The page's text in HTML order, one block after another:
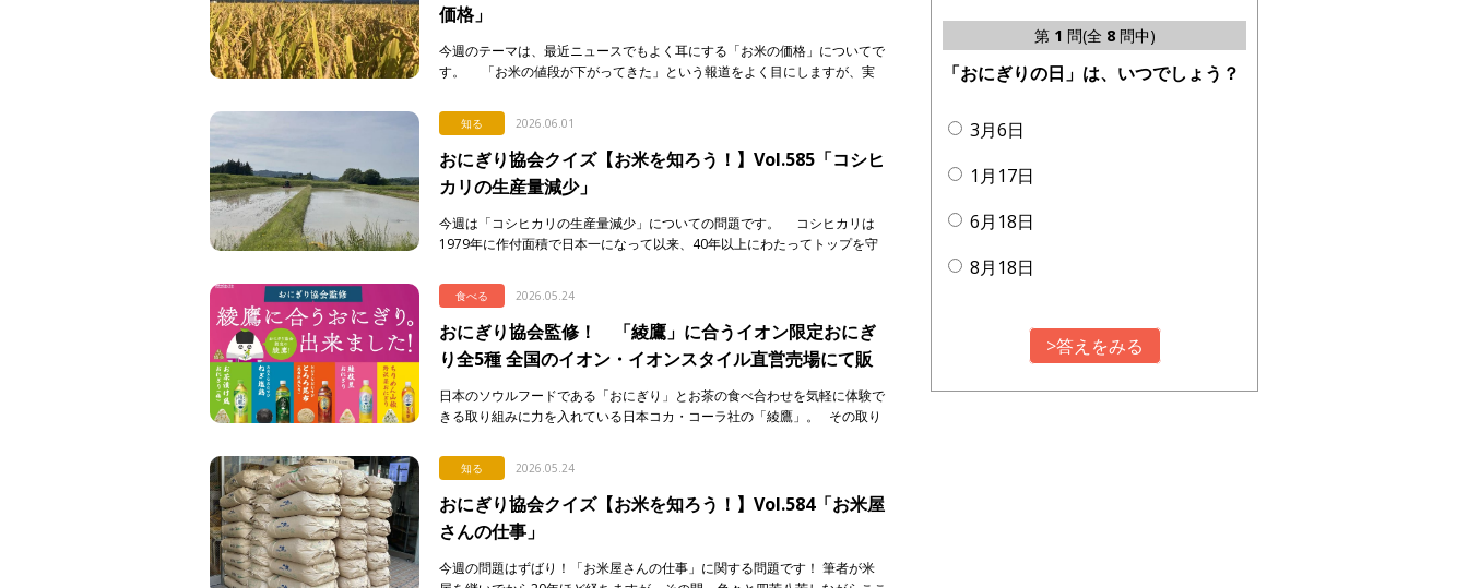
価格」
今週のテーマは、最近ニュースでもよく耳にする「お米の価格」についてで
す。 「お米の値段が下がってきた」という報道をよく目にしますが、実
知る 2026.06.01
おにぎり協会クイズ【お米を知ろう！】Vol.585「コシヒ
カリの生産量減少」
今週は「コシヒカリの生産量減少」についての問題です。 コシヒカリは
1979年に作付面積で日本一になって以来、40年以上にわたってトップを守
食べる 2026.05.24
おにぎり協会監修！ 「綾鷹」に合うイオン限定おにぎ
り全5種 全国のイオン・イオンスタイル直営売場にて販
売中
日本のソウルフードである「おにぎり」とお茶の食べ合わせを気軽に体験で
きる取り組みに力を入れている日本コカ・コーラ社の「綾鷹」。 その取り
協 […]
知る 2026.05.24
おにぎり協会クイズ【お米を知ろう！】Vol.584「お米屋
さんの仕事」
今週の問題はずばり！「お米屋さんの仕事」に関する問題です！ 筆者が米
第 1 問(全 8問中)
「おにぎりの日」は、いつでしょう？
3月6日
1月17日
6月18日
8月18日
>答えをみる